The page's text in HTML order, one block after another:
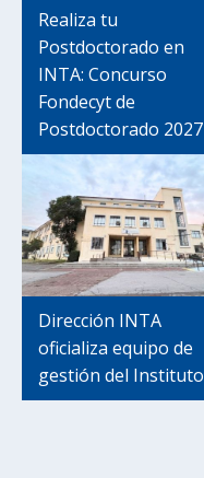
Realiza tu
Postdoctorado en
INTA: Concurso
Fondecyt de
Postdoctorado 2027
Dirección INTA
oficializa equipo de
gestión del Instituto